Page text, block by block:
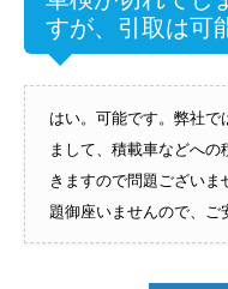
すが、引取は可
はい。可能です。弊社で
まして、積載車などへ
きますので問題ござい
題御座いませんので、ご